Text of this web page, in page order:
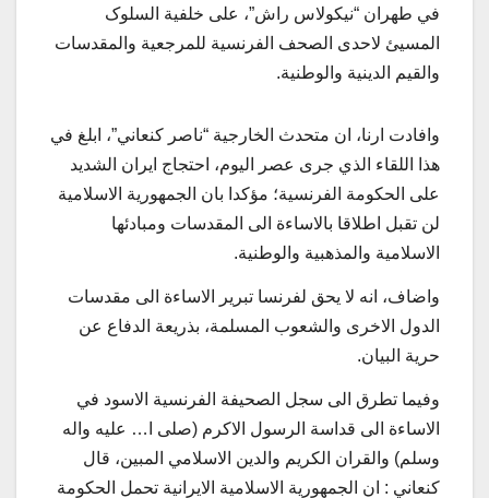
في طهران “نيكولاس راش”، على خلفية السلوک
المسیئ لاحدى الصحف الفرنسية للمرجعية والمقدسات
والقيم الدينية والوطنية.
وافادت ارنا، ان متحدث الخارجية “ناصر كنعاني”، ابلغ في
هذا اللقاء الذي جرى عصر اليوم، احتجاج ايران الشديد
على الحكومة الفرنسية؛ مؤكدا بان الجمهورية الاسلامية
لن تقبل اطلاقا بالاساءة الى المقدسات ومبادئها
الاسلامية والمذهبية والوطنية.
واضاف، انه لا يحق لفرنسا تبرير الاساءة الى مقدسات
الدول الاخرى والشعوب المسلمة، بذريعة الدفاع عن
حرية البيان.
وفيما تطرق الى سجل الصحيفة الفرنسية الاسود في
الاساءة الى قداسة الرسول الاكرم (صلى ا… عليه واله
وسلم) والقران الكريم والدين الاسلامي المبين، قال
كنعاني : ان الجمهورية الاسلامية الايرانية تحمل الحكومة